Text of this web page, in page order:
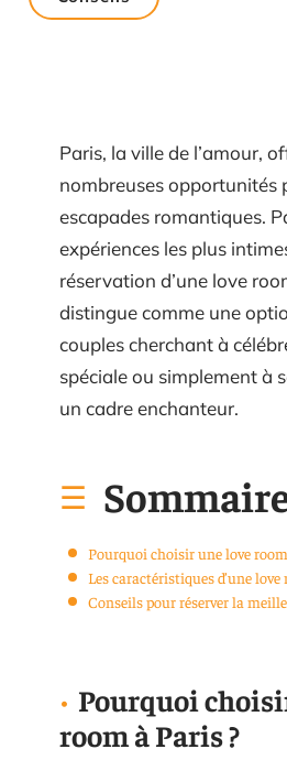
Paris, la ville de l’amour,
nombreuses opportunités
escapades romantiques.
expériences les plus
réservation d’une love
distingue comme une
couples cherchant à
spéciale ou simplement à
un cadre enchanteur.
Pourquoi choisir une love
Les caractéristiques d’une
Conseils pour réserver la
Pourquoi
room à Paris ?